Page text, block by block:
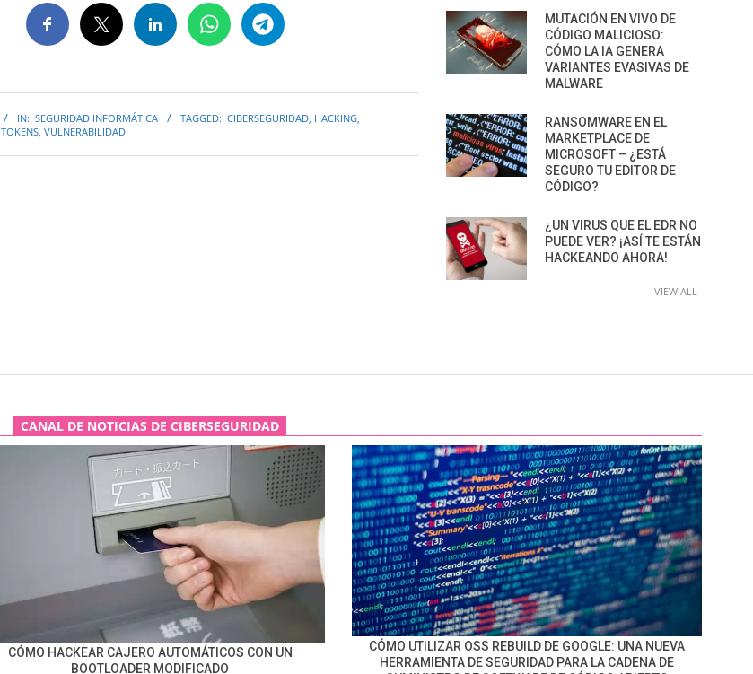
IN: SEGURIDAD INFORMÁTICA TAGGED: CIBERSEGURIDAD HACKING
TOKENS VULNERABILIDAD
MUTACIÓN EN VIVO DE
CÓDIGO MALICIOSO:
CÓMO LA IA GENERA
VARIANTES EVASIVAS DE
MALWARE
RANSOMWARE EN EL
MARKETPLACE DE
MICROSOFT – ¿ESTÁ
SEGURO TU EDITOR DE
CÓDIGO?
¿UN VIRUS QUE EL EDR NO
PUEDE VER? ¡ASÍ TE ESTÁN
HACKEANDO AHORA!
VIEW ALL
CANAL DE NOTICIAS DE CIBERSEGURIDAD
CÓMO HACKEAR CAJERO AUTOMÁTICOS CON UN
BOOTLOADER MODIFICADO
CÓMO UTILIZAR OSS REBUILD DE GOOGLE: UNA NUEVA
HERRAMIENTA DE SEGURIDAD PARA LA CADENA DE